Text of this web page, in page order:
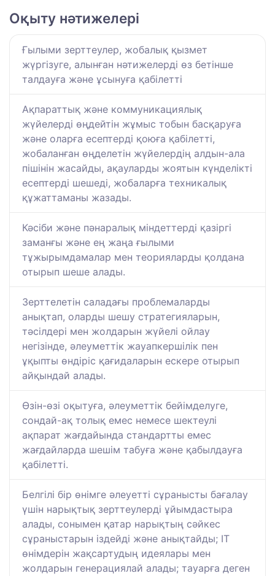
Оқыту нәтижелері
Ғылыми зерттеулер, жобалық қызмет
жүргізуге, алынған нәтижелерді өз бетінше
талдауға және ұсынуға қабілетті
Ақпараттық және коммуникациялық
жүйелерді өңдейтін жұмыс тобын басқаруға
және оларға есептерді қоюға қабілетті,
жобаланған өңделетін жүйелердің алдын-ала
пішінін жасайды, ақауларды жоятын күнделікті
есептерді шешеді, жобаларға техникалық
құжаттаманы жазады.
Кәсіби және пәнаралық міндеттерді қазіргі
заманғы және ең жаңа ғылыми
тұжырымдамалар мен теорияларды қолдана
отырып шеше алады.
Зерттелетін саладағы проблемаларды
анықтап, оларды шешу стратегияларын,
тәсілдері мен жолдарын жүйелі ойлау
негізінде, әлеуметтік жауапкершілік пен
ұқыпты өндіріс қағидаларын ескере отырып
айқындай алады.
Өзін-өзі оқытуға, әлеуметтік бейімделуге,
сондай-ақ толық емес немесе шектеулі
ақпарат жағдайында стандартты емес
жағдайларда шешім табуға және қабылдауға
қабілетті.
Белгілі бір өнімге әлеуетті сұранысты бағалау
үшін нарықтық зерттеулерді ұйымдастыра
алады, сонымен қатар нарықтың сәйкес
сұраныстарын іздейді және анықтайды; IT
өнімдерін жақсартудың идеялары мен
жолдарын генерациялай алады; тауарға деген